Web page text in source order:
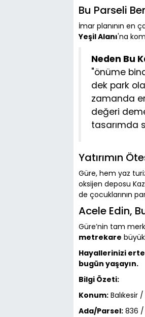
Bu Parseli
İmar planının en
Yeşil Alanı'na
Neden Bu
"önüme
dek park
zamanda
değeri
tasarımda
Yatırımın
Güre, hem yaz
oksijen deposu
de çocuklarının
Acele Edin,
Güre’nin tam
metrekare
Hayallerinizi
bugün yaşayın.
Bilgi Özeti:
Konum: Balıkesir
Ada/Parsel: 836 /